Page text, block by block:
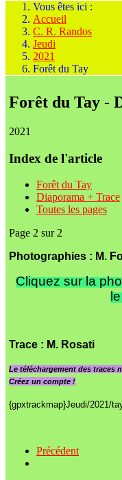
Vous êtes ici :
Accueil
C. R. Randos
Jeudi
2021
Forêt du Tay
Forêt du Tay -
2021
Index de l'article
Forêt du Tay
Diaporama + Trace
Toutes les pages
Page 2 sur 2
Photographies : M.
Cliquez sur la
Trace : M. Rosati
Le téléchargement des traces
Créez un compte !
{gpxtrackmap}Jeudi/2021/
Précédent